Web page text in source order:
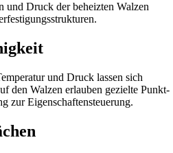
und Druck der beheizten Walzen
und Druck lassen sich
den Walzen erlauben gezielte Punkt-
zur Eigenschaftensteuerung.